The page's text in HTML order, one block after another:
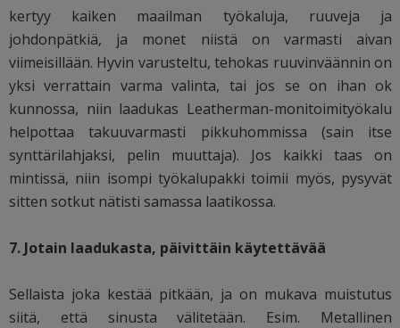
kertyy kaiken maailman työkaluja, ruuveja ja
johdonpätkiä, ja monet niistä on varmasti aivan
viimeisillään. Hyvin varusteltu, tehokas ruuvinväännin on
yksi verrattain varma valinta, tai jos se on ihan ok
kunnossa, niin laadukas Leatherman-monitoimityökalu
helpottaa takuuvarmasti pikkuhommissa (sain itse
synttärilahjaksi, pelin muuttaja). Jos kaikki taas on
mintissä, niin isompi työkalupakki toimii myös, pysyvät
sitten sotkut nätisti samassa laatikossa.
7. Jotain laadukasta, päivittäin käytettävää
Sellaista joka kestää pitkään, ja on mukava muistutus
siitä, että sinusta välitetään. Esim. Metallinen